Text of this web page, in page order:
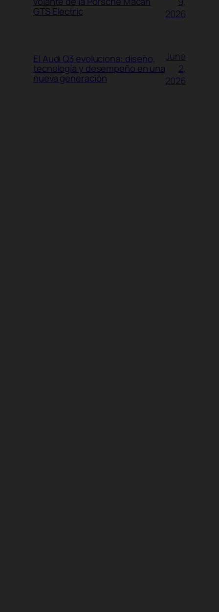
GTS Electric
2026
El Audi Q3 evoluciona: diseño,
tecnología y desempeño en una
nueva generación
June
2,
2026